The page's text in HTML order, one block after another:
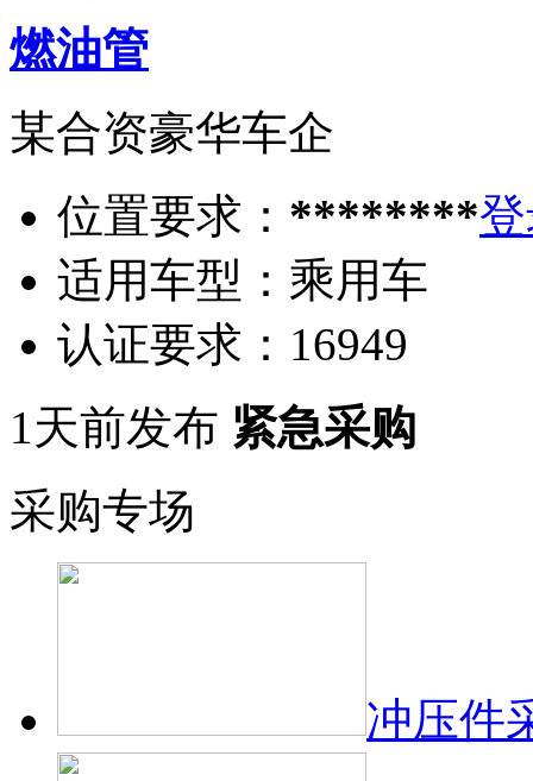
燃油管
某合资豪华车企
位置要求： ********
适用车型： 乘用车
认证要求： 16949
1天前发布 紧急采购
采购专场
冲压件